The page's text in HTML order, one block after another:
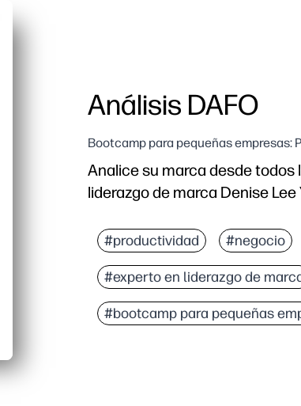
Análisis DAFO
Bootcamp para pequeñas empresas:
Analice su marca desde todos
liderazgo de marca Denise Lee
#productividad #negocio
#experto en liderazgo de
#bootcamp para pequeñas